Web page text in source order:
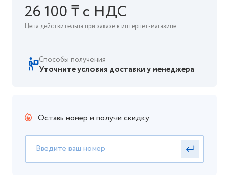
26 100 ₸ с НДС
Цена действительна при заказе в интернет-магазине.
Способы получения
Уточните условия доставки у менеджера
Оставь номер и получи скидку